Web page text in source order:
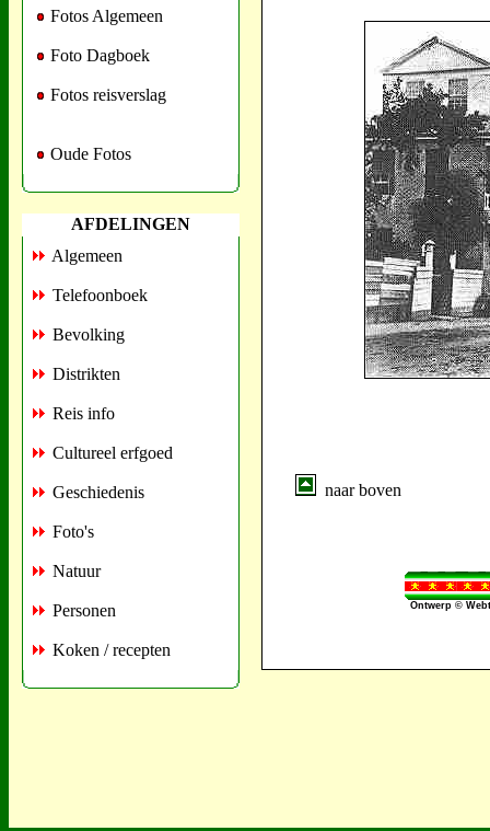
Fotos Algemeen
Foto Dagboek
Fotos reisverslag
Oude Fotos
AFDELINGEN
Algemeen
Telefoonboek
Bevolking
Distrikten
Reis info
Cultureel erfgoed
Geschiedenis
Foto's
Natuur
Personen
Koken / recepten
naar boven
Ontwerp ©